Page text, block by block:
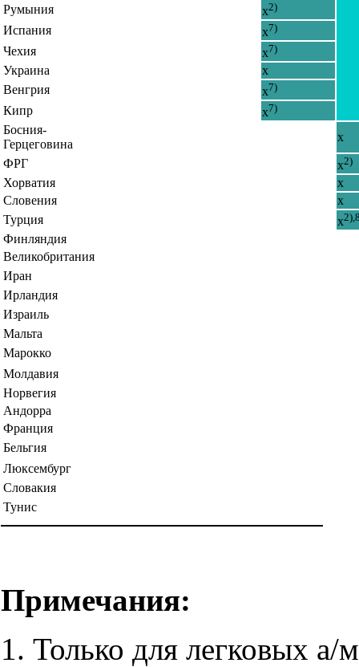
Румыния x2)
Испания x7)
Чехия x7)
Украина
x
Венгрия
x7)
Кипр x7)
Босния-
Герцеговина
x
ФРГ
x2)
Хорватия
x
Словения
x
Турция
x
Финляндия
Великобритания
Иран
Ирландия
Израиль
Мальта
Марокко
Молдавия
Норвегия
Андорра
Франция
Бельгия
Люксембург
Словакия
Тунис
Примечания:
Только для легковых а/